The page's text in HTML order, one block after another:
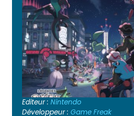
Editeur : Nintendo
Développeur : Game Freak